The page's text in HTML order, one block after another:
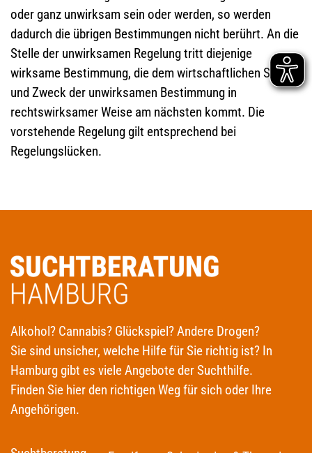
oder ganz unwirksam sein oder werden, so werden
dadurch die übrigen Bestimmungen nicht berührt. An die
Stelle der unwirksamen Regelung tritt diejenige
wirksame Bestimmung, die dem wirtschaftlichen Sinn
und Zweck der unwirksamen Bestimmung in
rechtswirksamer Weise am nächsten kommt. Die
vorstehende Regelung gilt entsprechend bei
Regelungslücken.
Alkohol? Cannabis? Glückspiel? Andere Drogen?
Sie sind unsicher, welche Hilfe für Sie richtig ist? In
Hamburg gibt es viele Angebote der Suchthilfe.
Finden Sie hier den richtigen Weg für sich oder Ihre
Angehörigen.